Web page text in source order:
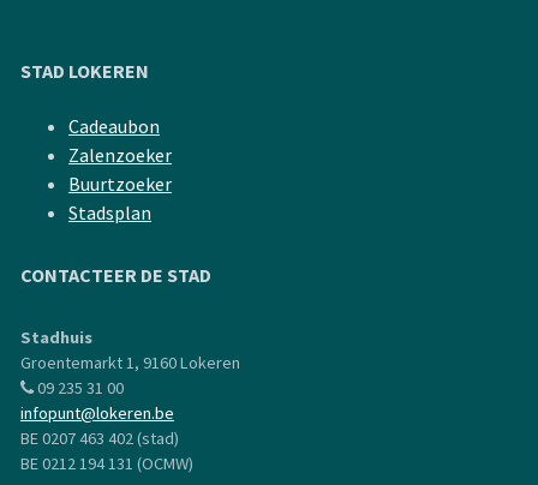
STAD LOKEREN
Cadeaubon
Zalenzoeker
Buurtzoeker
Stadsplan
CONTACTEER DE STAD
Stadhuis
Groentemarkt 1, 9160 Lokeren
09 235 31 00
infopunt@lokeren.be
BE 0207 463 402 (stad)
BE 0212 194 131 (OCMW)